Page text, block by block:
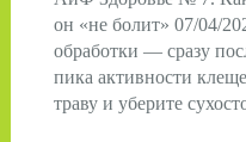
он «не болит» 07/04/
обработки — сразу
пика активности
траву и уберите